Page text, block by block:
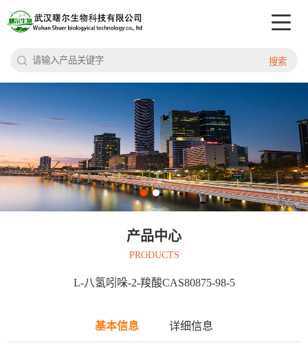
搜索
产品中心
PRODUCTS
L-八氢吲哚-2-羧酸CAS80875-98-5
基本信息 详细信息